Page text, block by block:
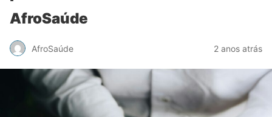
AfroSaúde
AfroSaúde 2 anos atrás